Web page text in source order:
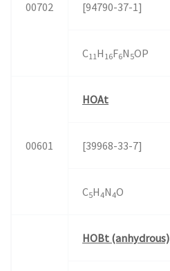
00702 [94790-37-1]
C11H 16F6N 5OP
00601
HOAt
[39968-33-7]
C5H4N4O
HOBt (anhydrous)